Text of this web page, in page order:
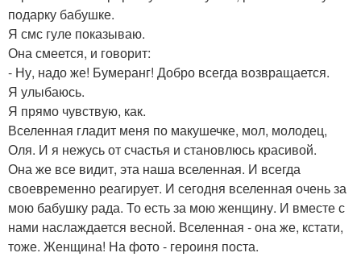
подарку бабушке.
Я смс гуле показываю.
Она смеется, и говорит:
- Ну, надо же! Бумеранг! Добро всегда возвращается.
Я улыбаюсь.
Я прямо чувствую, как.
Вселенная гладит меня по макушечке, мол, молодец,
Оля. И я нежусь от счастья и становлюсь красивой.
Она же все видит, эта наша вселенная. И всегда
своевременно реагирует. И сегодня вселенная очень за
мою бабушку рада. То есть за мою женщину. И вместе с
нами наслаждается весной. Вселенная - она же, кстати,
тоже. Женщина! На фото - героиня поста.